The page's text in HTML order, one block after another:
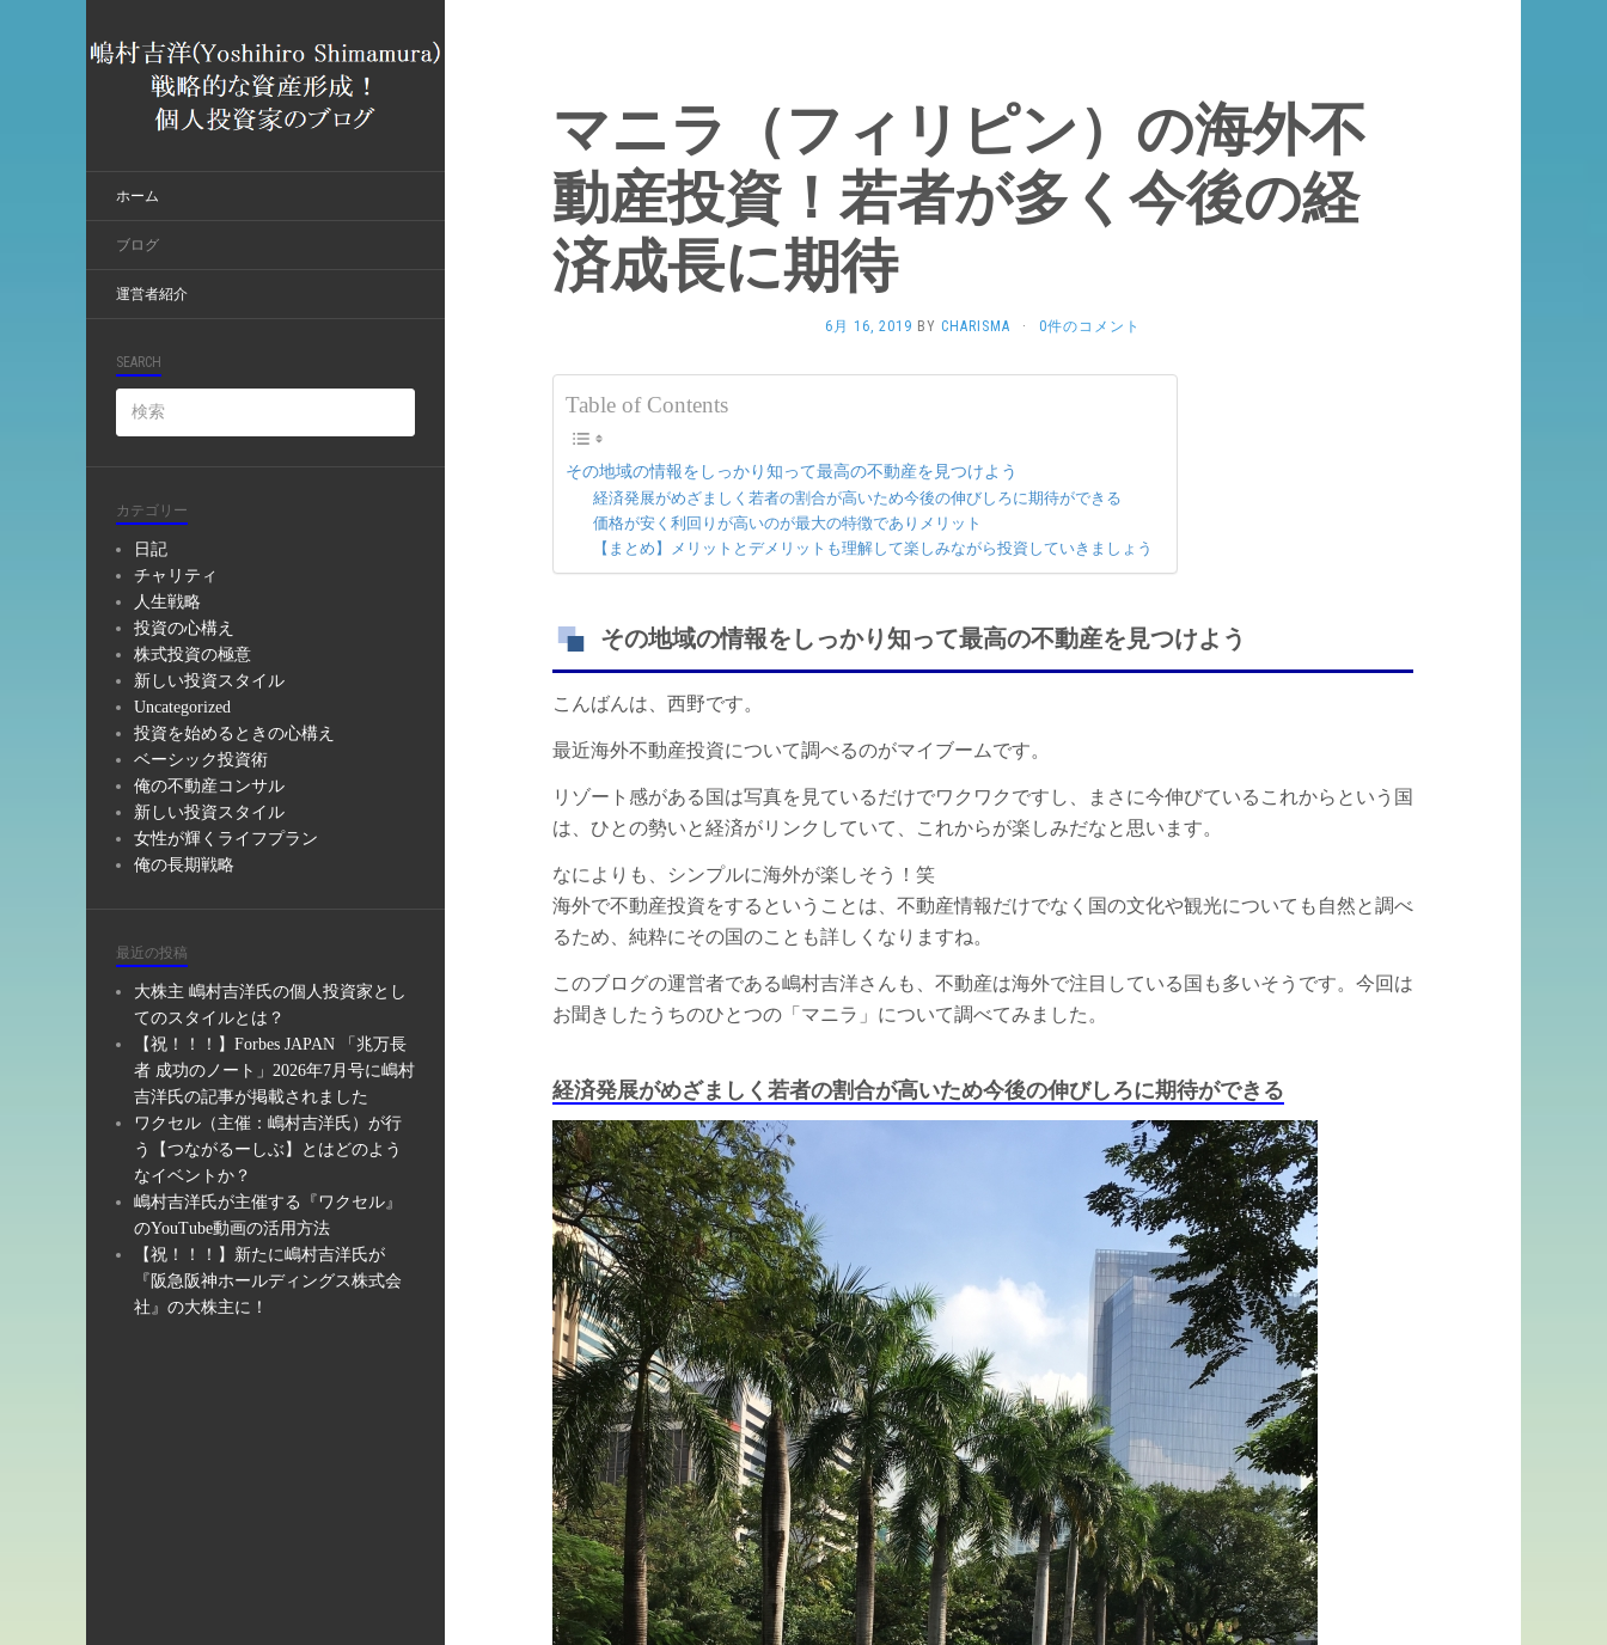
ホーム
ブログ
運営者紹介
SEARCH
カテゴリー
日記
チャリティ
人生戦略
投資の心構え
株式投資の極意
新しい投資スタイル
Uncategorized
投資を始めるときの心構え
ベーシック投資術
俺の不動産コンサル
新しい投資スタイル
女性が輝くライフプラン
俺の長期戦略
最近の投稿
大株主 嶋村吉洋氏の個人投資家とし
てのスタイルとは？
【祝！！！】Forbes JAPAN 「兆万長
者 成功のノート」2026年7月号に嶋村
吉洋氏の記事が掲載されました
ワクセル（主催：嶋村吉洋氏）が行
う【つながるーしぶ】とはどのよう
なイベントか？
嶋村吉洋氏が主催する『ワクセル』
のYouTube動画の活用方法
【祝！！！】新たに嶋村吉洋氏が
『阪急阪神ホールディングス株式会
社』の大株主に！
マニラ（フィリピン）の海外不
動産投資！若者が多く今後の経
済成長に期待
6月 16, 2019 BY CHARISMA · 0件のコメント
Table of Contents
その地域の情報をしっかり知って最高の不動産を見つけよう
経済発展がめざましく若者の割合が高いため今後の伸びしろに期待ができる
価格が安く利回りが高いのが最大の特徴でありメリット
【まとめ】メリットとデメリットも理解して楽しみながら投資していきましょう
その地域の情報をしっかり知って最高の不動産を見つけよう
こんばんは、西野です。
最近海外不動産投資について調べるのがマイブームです。
リゾート感がある国は写真を見ているだけでワクワクですし、まさに今伸びているこれからという国
は、ひとの勢いと経済がリンクしていて、これからが楽しみだなと思います。
なによりも、シンプルに海外が楽しそう！笑
海外で不動産投資をするということは、不動産情報だけでなく国の文化や観光についても自然と調べ
るため、純粋にその国のことも詳しくなりますね。
このブログの運営者である嶋村吉洋さんも、不動産は海外で注目している国も多いそうです。今回は
お聞きしたうちのひとつの「マニラ」について調べてみました。
経済発展がめざましく若者の割合が高いため今後の伸びしろに期待ができる